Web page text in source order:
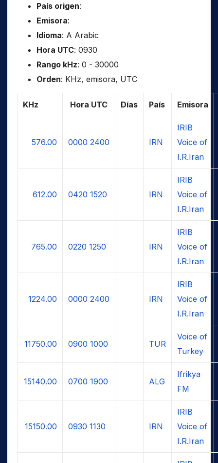
País origen:
Emisora:
Idioma: A Arabic
Hora UTC: 0930
Rango kHz: 0 - 30000
Orden: KHz, emisora, UTC
KHz Hora UTC Días País Emisora
576.00 0000 2400 IRN
IRIB
Voice of
I.R.Iran
612.00 0420 1520 IRN
IRIB
Voice of
I.R.Iran
765.00 0220 1250 IRN
IRIB
Voice of
I.R.Iran
1224.00 0000 2400 IRN
IRIB
Voice of
I.R.Iran
11750.00 0900 1000 TUR
Voice of
Turkey
15140.00 0700 1900 ALG
Ifrikya
FM
15150.00 0930 1130 IRN
IRIB
Voice of
I.R.Iran